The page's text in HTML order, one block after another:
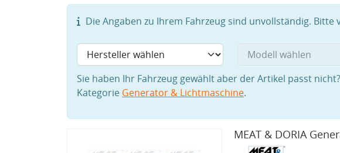
Die Angaben zu Ihrem Fahrzeug sind unvollständig. Bitte
Sie haben Ihr Fahrzeug gewählt aber der Artikel passt
Kategorie Generator & Lichtmaschine.
MEAT & DORIA